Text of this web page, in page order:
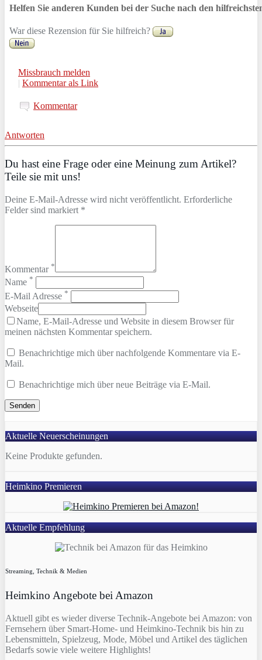
Helfen Sie anderen Kunden bei der Suche nach den
War diese Rezension für Sie hilfreich?
Missbrauch melden
| Kommentar als Link
Kommentar
Antworten
Du hast eine Frage oder eine Meinung zum Artikel?
Teile sie mit uns!
Deine E-Mail-Adresse wird nicht veröffentlicht. Erforderliche
Felder sind markiert *
Kommentar *
Name *
E-Mail Adresse *
Webseite
Name, E-Mail-Adresse und Website in diesem Browser für
meinen nächsten Kommentar speichern.
Benachrichtige mich über nachfolgende Kommentare via E-
Mail.
Benachrichtige mich über neue Beiträge via E-Mail.
Aktuelle Neuerscheinungen
Keine Produkte gefunden.
Heimkino Premieren
Aktuelle Empfehlung
Streaming, Technik & Medien
Heimkino Angebote bei Amazon
Aktuell gibt es wieder diverse Technik-Angebote bei Amazon: von
Fernsehern über Smart-Home- und Heimkino-Technik bis hin zu
Lebensmitteln, Spielzeug, Mode, Möbel und Artikel des täglichen
Bedarfs sowie viele weitere Highlights!